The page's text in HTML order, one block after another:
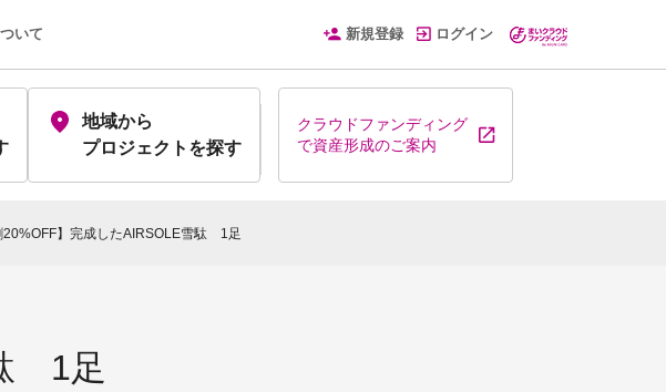
いて 新規登録 ログイン
地域から
プロジェクトを探す
クラウドファンディング
で資産形成のご案内
20%OFF】完成したAIRSOLE雪駄 1足
1足